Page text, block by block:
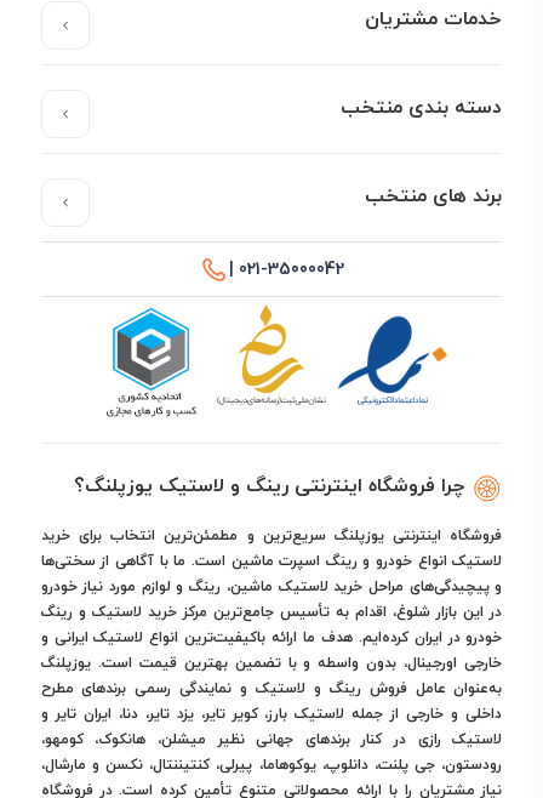
خدمات مشتریان
دسته بندی منتخب
برند های منتخب
021-35000042 |
چرا فروشگاه اینترنتی رینگ و لاستیک یوزپلنگ؟
فروشگاه اینترنتی یوزپلنگ سریع‌ترین و مطمئن‌ترین انتخاب برای خرید
لاستیک انواع خودرو و رینگ اسپرت ماشین است. ما با آگاهی از سختی‌ها
و پیچیدگی‌های مراحل خرید لاستیک ماشین، رینگ و لوازم مورد نیاز خودرو
در این بازار شلوغ، اقدام به تأسیس جامع‌ترین مرکز خرید لاستیک و رینگ
خودرو در ایران کرده‌ایم. هدف ما ارائه باکیفیت‌ترین انواع لاستیک ایرانی و
خارجی اورجینال، بدون واسطه و با تضمین بهترین قیمت است. یوزپلنگ
به‌عنوان عامل فروش رینگ و لاستیک و نمایندگی رسمی برندهای مطرح
داخلی و خارجی از جمله لاستیک بارز، کویر تایر، یزد تایر، دنا، ایران تایر و
لاستیک رازی در کنار برندهای جهانی نظیر میشلن، هانکوک، کومهو،
رودستون، جی پلنت، دانلوپ، یوکوهاما، پیرلی، کنتیننتال، نکسن و مارشال،
نیاز مشتریان را با ارائه محصولاتی متنوع تأمین کرده است. در فروشگاه